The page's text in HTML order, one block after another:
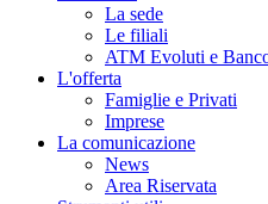
La sede
Le filiali
ATM Evoluti e
L'offerta
Famiglie e Privati
Imprese
La comunicazione
News
Area Riservata